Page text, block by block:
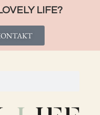
LIFE?